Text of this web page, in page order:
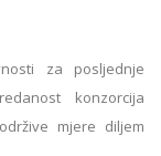
za posljednje
konzorcija
mjere diljem